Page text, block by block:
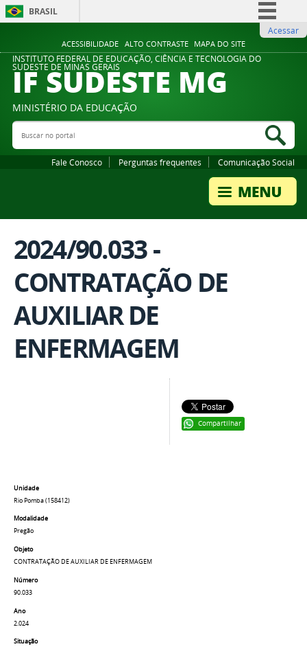
ACESSIBILIDADE ALTO CONTRASTE MAPA DO SITE
BRASIL
Comunica BR
Participe
Legislação
Acessar
INSTITUTO FEDERAL DE EDUCAÇÃO, CIÊNCIA E TECNOLOGIA DO
SUDESTE DE MINAS GERAIS
IF SUDESTE MG
MINISTÉRIO DA EDUCAÇÃO
Buscar no portal
Fale Conosco Perguntas frequentes Comunicação Social
2024/90.033 -
CONTRATAÇÃO DE
AUXILIAR DE
ENFERMAGEM
Compartilhar
Unidade
Rio Pomba (158412)
Modalidade
Pregão
Objeto
CONTRATAÇÃO DE AUXILIAR DE ENFERMAGEM
Número
90.033
Ano
2.024
Situação